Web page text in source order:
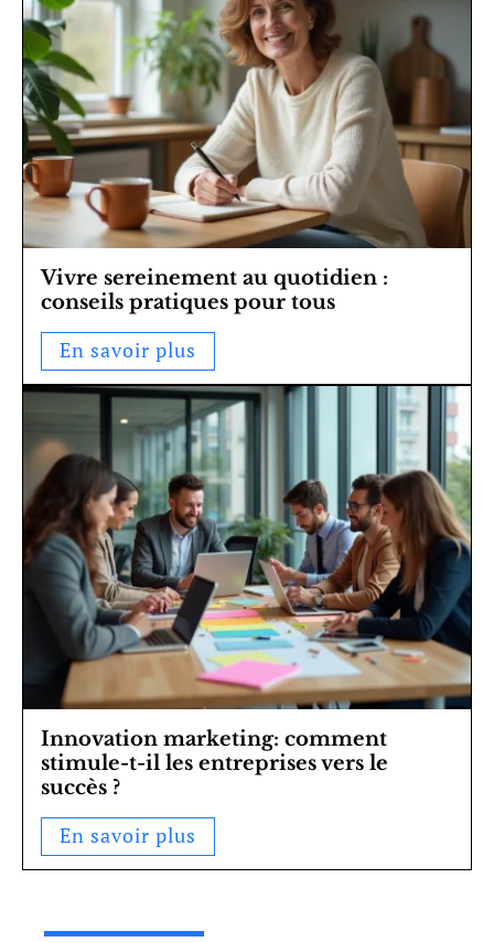
Vivre sereinement au quotidien :
conseils pratiques pour tous
En savoir plus
Innovation marketing: comment
stimule-t-il les entreprises vers le
succès ?
En savoir plus